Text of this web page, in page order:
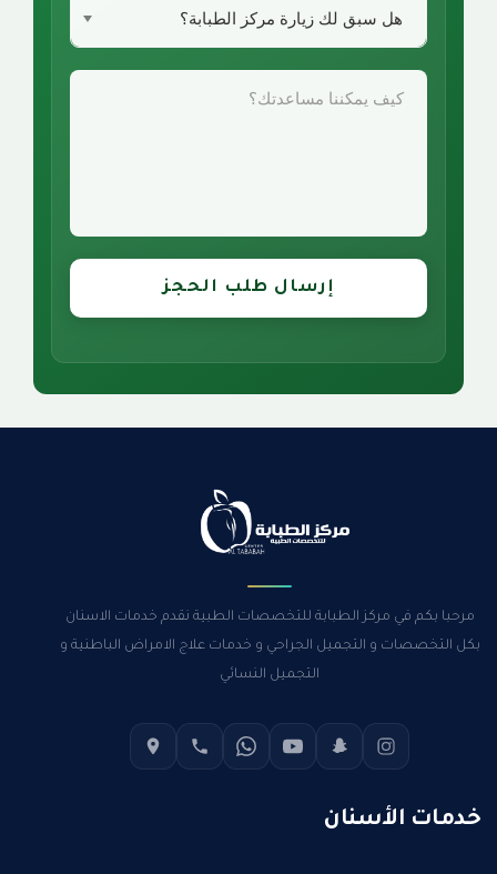
إرسال طلب الحجز
مرحبا بكم في مركز الطبابة للتخصصات الطبية نقدم خدمات الاسنان
بكل التخصصات و التجميل الجراحي و خدمات علاج الامراض الباطنية و
التجميل النسائي
خدمات الأسنان